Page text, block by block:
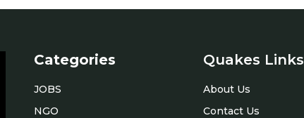
Categories
JOBS
NGO
Quakes Links
About Us
Contact Us